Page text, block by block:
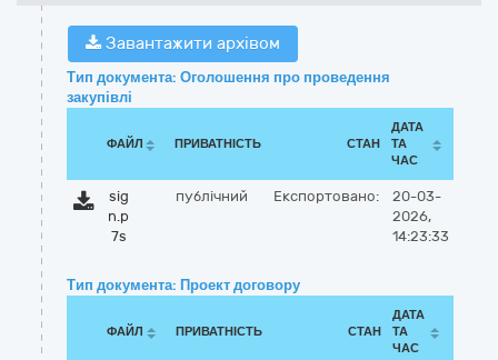
Завантажити архівом
Тип документа: Оголошення про проведення
закупівлі
ФАЙЛ ПРИВАТНІСТЬ СТАН
ДАТА
ТА
ЧАС
sig
n.p
7s
публічний Експортовано:
20-03-
2026,
14:23:33
Тип документа: Проект договору
ФАЙЛ ПРИВАТНІСТЬ СТАН
ДАТА
ТА
ЧАС